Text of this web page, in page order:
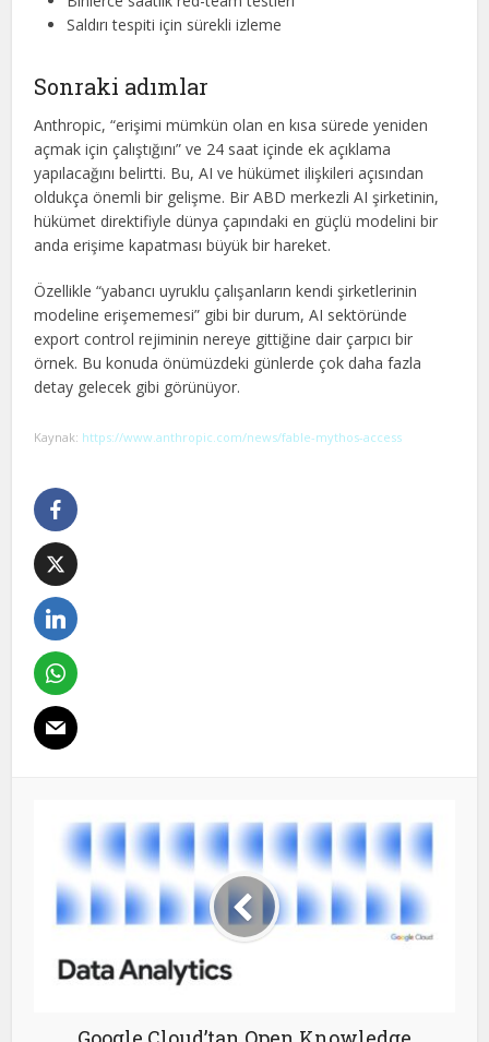
Saldırı tespiti için sürekli izleme
Sonraki adımlar
Anthropic, “erişimi mümkün olan en kısa sürede yeniden
açmak için çalıştığını” ve 24 saat içinde ek açıklama
yapılacağını belirtti. Bu, AI ve hükümet ilişkileri açısından
oldukça önemli bir gelişme. Bir ABD merkezli AI şirketinin,
hükümet direktifiyle dünya çapındaki en güçlü modelini bir
anda erişime kapatması büyük bir hareket.
Özellikle “yabancı uyruklu çalışanların kendi şirketlerinin
modeline erişememesi” gibi bir durum, AI sektöründe
export control rejiminin nereye gittiğine dair çarpıcı bir
örnek. Bu konuda önümüzdeki günlerde çok daha fazla
detay gelecek gibi görünüyor.
Kaynak: https://www.anthropic.com/news/fable-mythos-access